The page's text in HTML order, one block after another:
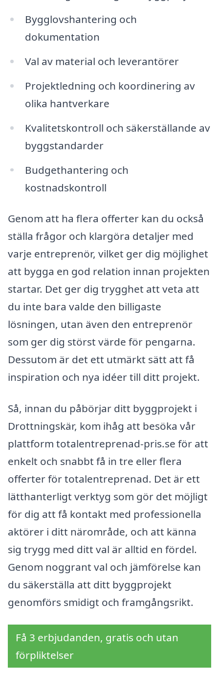
Bygglovshantering och
dokumentation
Val av material och leverantörer
Projektledning och koordinering av
olika hantverkare
Kvalitetskontroll och säkerställande av
byggstandarder
Budgethantering och
kostnadskontroll
Genom att ha flera offerter kan du också
ställa frågor och klargöra detaljer med
varje entreprenör, vilket ger dig möjlighet
att bygga en god relation innan projekten
startar. Det ger dig trygghet att veta att
du inte bara valde den billigaste
lösningen, utan även den entreprenör
som ger dig störst värde för pengarna.
Dessutom är det ett utmärkt sätt att få
inspiration och nya idéer till ditt projekt.
Så, innan du påbörjar ditt byggprojekt i
Drottningskär, kom ihåg att besöka vår
plattform totalentreprenad-pris.se för att
enkelt och snabbt få in tre eller flera
offerter för totalentreprenad. Det är ett
lätthanterligt verktyg som gör det möjligt
för dig att få kontakt med professionella
aktörer i ditt närområde, och att känna
sig trygg med ditt val är alltid en fördel.
Genom noggrant val och jämförelse kan
du säkerställa att ditt byggprojekt
genomförs smidigt och framgångsrikt.
Få 3 erbjudanden, gratis och utan
förpliktelser